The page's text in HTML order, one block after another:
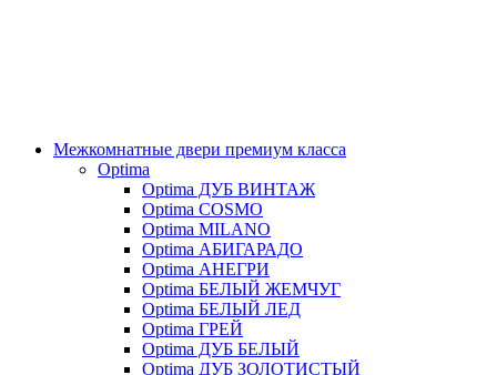
Межкомнатные двери премиум класса
Optima
Optima ДУБ ВИНТАЖ
Optima COSMO
Optima MILANO
Optima АБИГАРАДО
Optima АНЕГРИ
Optima БЕЛЫЙ ЖЕМЧУГ
Optima БЕЛЫЙ ЛЕД
Optima ГРЕЙ
Optima ДУБ БЕЛЫЙ
Optima ДУБ ЗОЛОТИСТЫЙ